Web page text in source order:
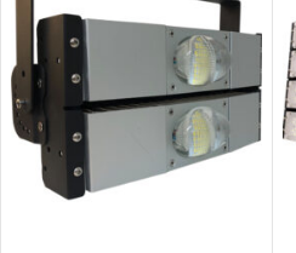
rào. Trong đó, đèn hắt âm đất 9W
khu vực cần chiếu sáng mạnh mẽ và
suất thấp.
2. Đặc điểm nổi bật của Đèn
(TDLAD-V9)
Thiết kế vuông hiện đại: Với kiểu
dàng kết hợp hài hòa với các